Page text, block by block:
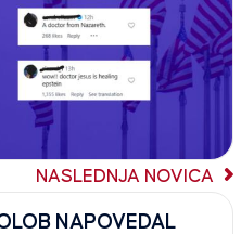
NASLEDNJA NOVICA
NAPOVEDAL